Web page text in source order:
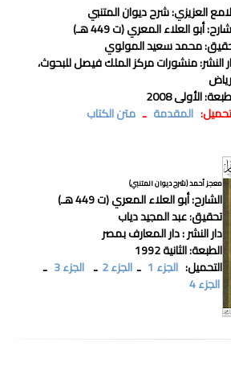
العزيزي: شرح ديوان المتنبي
أبو العلاء المعري (ت 449 هـ)
محمد سعيد المولوي
النشر: منشورات مركز الملك فيصل للبحوث،
الأولى 2008
المقدمة ـ متن الكتاب
معجز أحمد (شرح ديوان المتنبي)
الشارح: أبو العلاء المعري (ت 449 هـ)
تحقيق: عبد المجيد دياب
دار النشر : دار المعارف بمصر
الطبعة: الثانية 1992
التحميل: الجزء 1 ـالجزء 2 ـ الجزء 3
ـ
الجزء 4